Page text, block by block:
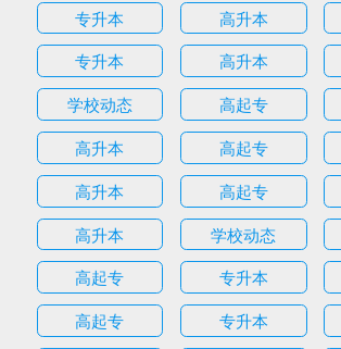
专升本 高升本
专升本
高升本
学校动态
高起专
高升本
高起专
高升本
高起专
高升本
学校动态
高起专
专升本
高起专
专升本